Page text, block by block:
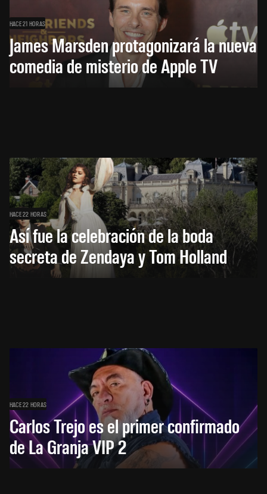
HACE 21 HORAS
James Marsden protagonizará la nueva
comedia de misterio de Apple TV
HACE 22 HORAS
Así fue la celebración de la boda
secreta de Zendaya y Tom Holland
HACE 22 HORAS
Carlos Trejo es el primer confirmado
de La Granja VIP 2